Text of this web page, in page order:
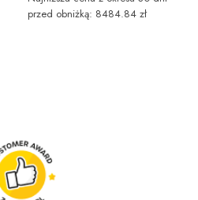
przed obniżką: 8484.84 zł